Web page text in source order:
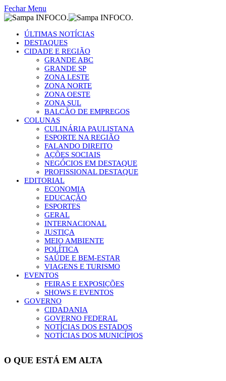
Fechar Menu
ÚLTIMAS NOTÍCIAS
DESTAQUES
CIDADE E REGIÃO
GRANDE ABC
GRANDE SP
ZONA LESTE
ZONA NORTE
ZONA OESTE
ZONA SUL
BALCÃO DE EMPREGOS
COLUNAS
CULINÁRIA PAULISTANA
ESPORTE NA REGIÃO
FALANDO DIREITO
AÇÕES SOCIAIS
NEGÓCIOS EM DESTAQUE
PROFISSIONAL DESTAQUE
EDITORIAL
ECONOMIA
EDUCAÇÃO
ESPORTES
GERAL
INTERNACIONAL
JUSTIÇA
MEIO AMBIENTE
POLÍTICA
SAÚDE E BEM-ESTAR
VIAGENS E TURISMO
EVENTOS
FEIRAS E EXPOSIÇÕES
SHOWS E EVENTOS
GOVERNO
CIDADANIA
GOVERNO FEDERAL
NOTÍCIAS DOS ESTADOS
NOTÍCIAS DOS MUNICÍPIOS
O QUE ESTÁ EM ALTA